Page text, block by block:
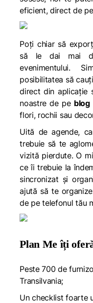
eficient, direct de
Poți chiar să
să le dai mai
evenimentului.
posibilitatea să
direct din aplicație
noastre de pe blog
flori, rochii sau
Uită de agende,
trebuie să te
vizită pierdute. O
ce îi trebuie la
sincronizat și
ajută să te
de pe telefonul tău
Plan Me îți
Peste 700 de
Transilvania;
Un checklist foarte